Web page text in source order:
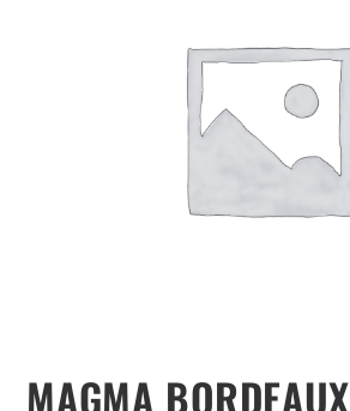
MAGMA BORDEAUX